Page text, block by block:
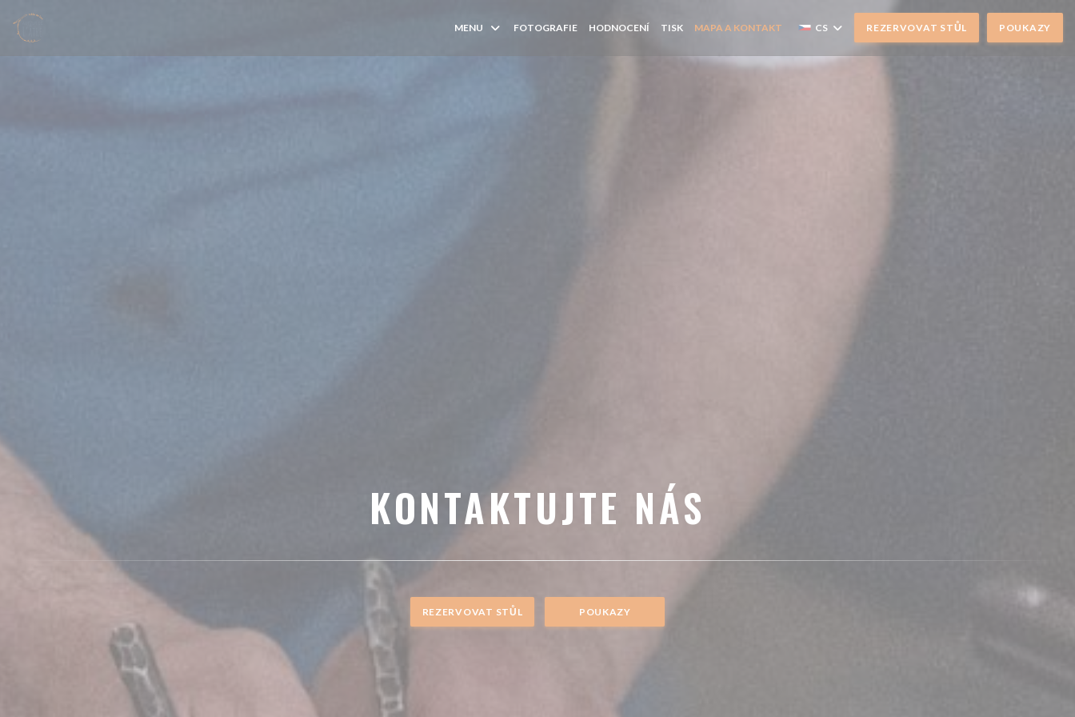
MENU FOTOGRAFIE HODNOCENÍ TISK MAPA A KONTAKT CS REZERVOVAT STŮL POUKAZY
KONTAKTUJTE NÁS
REZERVOVAT STŮL POUKAZY